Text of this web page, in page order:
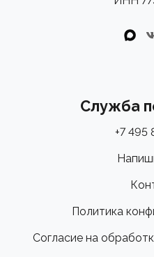
Служба
+7 495
Политика
Согласие на